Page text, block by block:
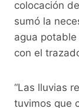
colocación
sumó la
agua
con el
“Las lluvias
tuvimos que